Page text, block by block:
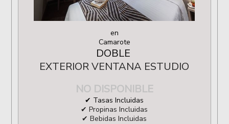
en
Camarote
DOBLE
EXTERIOR VENTANA ESTUDIO
NO DISPONIBLE
✔ Tasas Incluidas
✔ Propinas Incluidas
✔ Bebidas Incluidas